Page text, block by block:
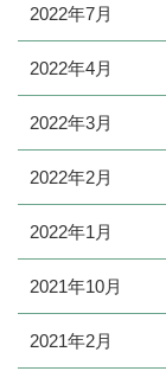
2022年7月
2022年4月
2022年3月
2022年2月
2022年1月
2021年10月
2021年2月